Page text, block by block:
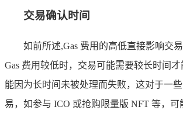
交易确认时间
如前所述,Gas 费用的高低直接影响交
Gas 费用较低时，交易可能需要较长时间
能因为长时间未被处理而失败，这对于一
易，如参与 ICO 或抢购限量版 NFT 等，